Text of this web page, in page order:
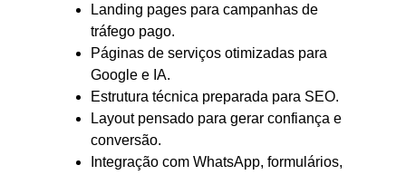
Landing pages para campanhas de
tráfego pago.
Páginas de serviços otimizadas para
Google e IA.
Estrutura técnica preparada para SEO.
Layout pensado para gerar confiança e
conversão.
Integração com WhatsApp, formulários,